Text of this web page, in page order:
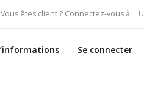
Vous êtes client ? Connectez-vous à
Se connecter